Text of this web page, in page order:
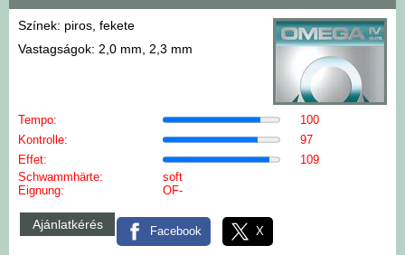
Termékek
Kontakt
Szoftok
Ütőfák
Színek: piros, fekete
Vastagságok: 2,0 mm, 2,3 mm
Tempo:
100
Kontrolle:
97
Effet:
109
Schwammhärte:
soft
Eignung:
OF-
Ajánlatkérés Facebook X